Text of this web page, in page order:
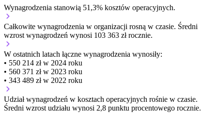
Wynagrodzenia stanowią 51,3% kosztów operacyjnych.
Całkowite wynagrodzenia w organizacji rosną w czasie. Średni
wzrost wynagrodzeń wynosi 103 363 zł rocznie.
W ostatnich latach łączne wynagrodzenia wynosiły:
• 550 214 zł w 2024 roku
• 560 371 zł w 2023 roku
• 343 489 zł w 2022 roku
Udział wynagrodzeń w kosztach operacyjnych rośnie w czasie.
Średni wzrost udziału wynosi 2,8 punktu procentowego rocznie.